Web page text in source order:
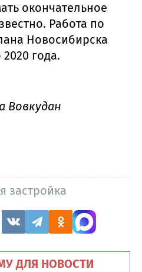
окончательное
Работа по
Новосибирска
года.
Вовкудан
застройка
ДЛЯ НОВОСТИ